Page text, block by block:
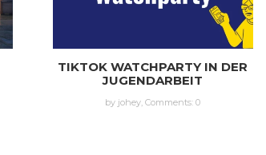
TIKTOK WATCHPARTY IN DER
JUGENDARBEIT
by johey,Comments: 0